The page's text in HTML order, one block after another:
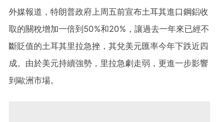
外媒報道，特朗普政府上周五前宣布土耳其進口鋼鋁收
取的關稅增加一倍到50%和20%，讓過去一年來已經不
斷貶值的土耳其里拉急挫，其兌美元匯率今年下跌近四
成。由於美元持續強勢，里拉急劇走弱，更進一步影響
到歐洲市場。